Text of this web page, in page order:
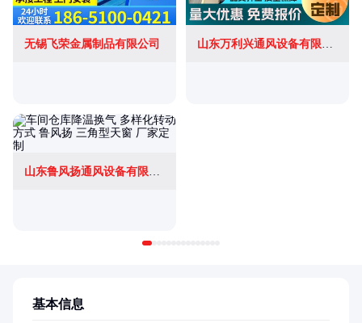
无锡飞荣金属制品有限公司 山东万利兴通风设备有限公司
基本信息